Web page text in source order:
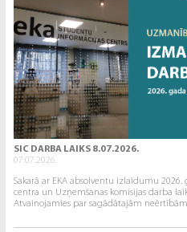
SIC DARBA LAIKS 8.07.2026.
07.07.2026.
Sakarā ar EKA absolventu izlaidumu
centra un Uzņemšanas komisijas darba
Atvainojamies par sagādātajām